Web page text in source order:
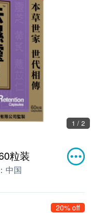
1 / 2
粒装
中国
20% off